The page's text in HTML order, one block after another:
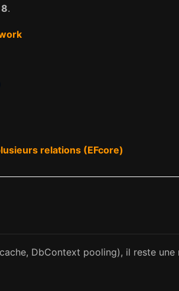
8.
relations (EFcore)
DbContext pooling), il reste une